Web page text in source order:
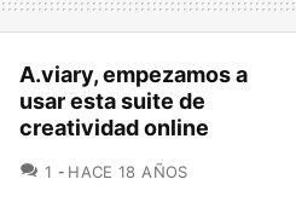
A.viary, empezamos a
usar esta suite de
creatividad online
1 COMENTARIOS
HACE 18 AÑOS